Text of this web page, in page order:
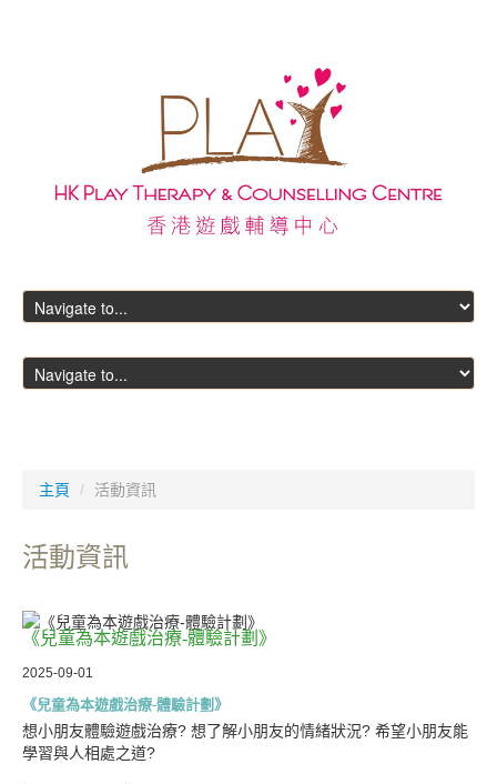
主頁
主頁 / 活動資訊
活動資訊
《兒童為本遊戲治療-體驗計劃》
2025-09-01
《兒童為本遊戲治療-體驗計劃》
想小朋友體驗遊戲治療? 想了解小朋友的情緒狀況? 希望小朋友能
學習與人相處之道?